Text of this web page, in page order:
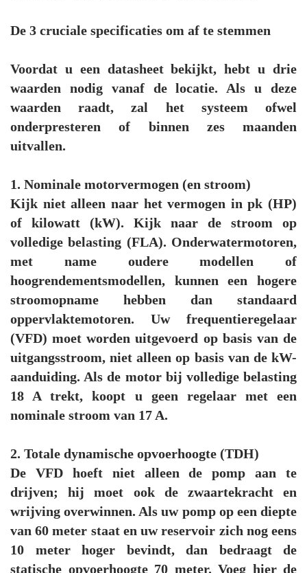
De 3 cruciale specificaties om af te stemmen
Voordat u een datasheet bekijkt, hebt u drie
waarden nodig vanaf de locatie. Als u deze
waarden raadt, zal het systeem ofwel
onderpresteren of binnen zes maanden
uitvallen.
1. Nominale motorvermogen (en stroom)
Kijk niet alleen naar het vermogen in pk (HP)
of kilowatt (kW). Kijk naar de stroom op
volledige belasting (FLA). Onderwatermotoren,
met name oudere modellen of
hoogrendementsmodellen, kunnen een hogere
stroomopname hebben dan standaard
oppervlaktemotoren. Uw frequentieregelaar
(VFD) moet worden uitgevoerd op basis van de
uitgangsstroom, niet alleen op basis van de kW-
aanduiding. Als de motor bij volledige belasting
18 A trekt, koopt u geen regelaar met een
nominale stroom van 17 A.
2. Totale dynamische opvoerhoogte (TDH)
De VFD hoeft niet alleen de pomp aan te
drijven; hij moet ook de zwaartekracht en
wrijving overwinnen. Als uw pomp op een diepte
van 60 meter staat en uw reservoir zich nog eens
10 meter hoger bevindt, dan bedraagt de
statische opvoerhoogte 70 meter. Voeg hier de